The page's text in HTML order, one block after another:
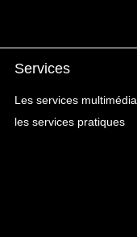
Services
Les services multimédia
les services pratiques